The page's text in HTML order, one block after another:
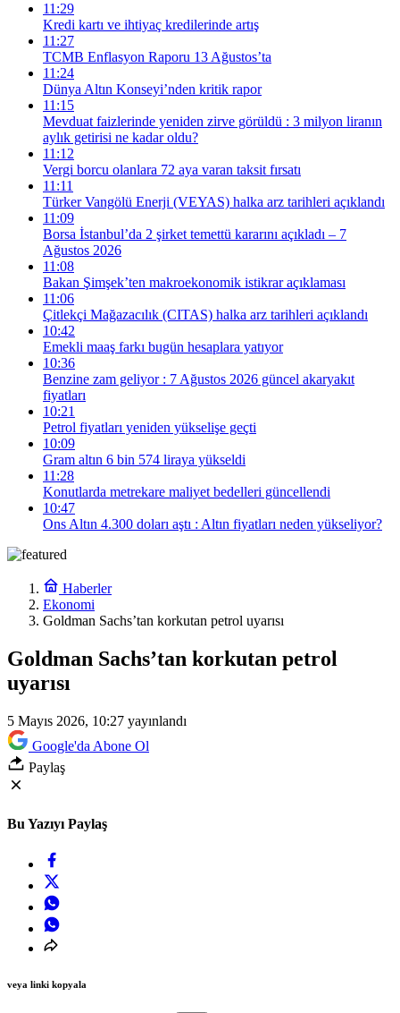
11:29
Kredi kartı ve ihtiyaç kredilerinde artış
11:27
TCMB Enflasyon Raporu 13 Ağustos’ta
11:24
Dünya Altın Konseyi’nden kritik rapor
11:15
Mevduat faizlerinde yeniden zirve görüldü : 3 milyon liranın
aylık getirisi ne kadar oldu?
11:12
Vergi borcu olanlara 72 aya varan taksit fırsatı
11:11
Türker Vangölü Enerji (VEYAS) halka arz tarihleri açıklandı
11:09
Borsa İstanbul’da 2 şirket temettü kararını açıkladı – 7
Ağustos 2026
11:08
Bakan Şimşek’ten makroekonomik istikrar açıklaması
11:06
Çitlekçi Mağazacılık (CITAS) halka arz tarihleri açıklandı
10:42
Emekli maaş farkı bugün hesaplara yatıyor
10:36
Benzine zam geliyor : 7 Ağustos 2026 güncel akaryakıt
fiyatları
10:21
Petrol fiyatları yeniden yükselişe geçti
10:09
Gram altın 6 bin 574 liraya yükseldi
11:28
Konutlarda metrekare maliyet bedelleri güncellendi
10:47
Ons Altın 4.300 doları aştı : Altın fiyatları neden yükseliyor?
Haberler
Ekonomi
Goldman Sachs’tan korkutan petrol uyarısı
Goldman Sachs’tan korkutan petrol
uyarısı
5 Mayıs 2026, 10:27 yayınlandı
Google'da Abone Ol
Paylaş
Bu Yazıyı Paylaş
veya linki kopyala